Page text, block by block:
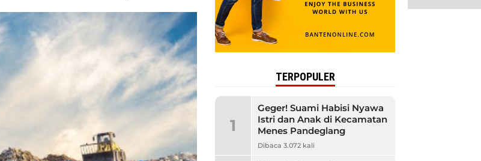
TERPOPULER
1
Geger! Suami Habisi Nyawa
Istri dan Anak di Kecamatan
Menes Pandeglang
Dibaca 3.072 kali